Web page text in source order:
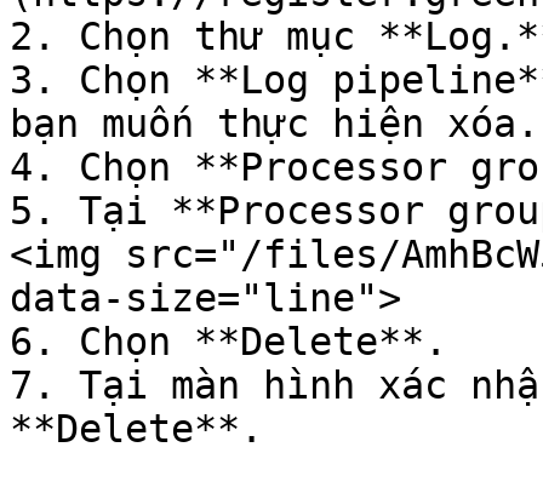
2. Chọn thư mục
3. Chọn **Log
bạn muốn thực hiện xóa.
4. Chọn **Processor
5. Tại **Processor
<img src="/files/
data-size="line">
6. Chọn **Delete**.
7. Tại màn hình xác
**Delete**.